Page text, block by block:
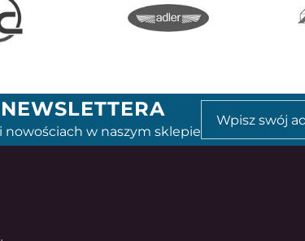
w naszym sklepie